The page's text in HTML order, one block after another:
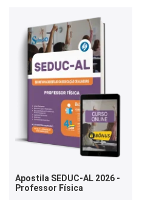
Apostila SEDUC-AL 2026 -
Professor Física